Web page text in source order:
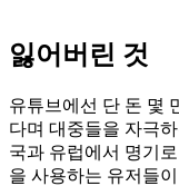
잃어버린 것
유튜브에선 단 돈 몇
다며 대중들을 자극
국과 유럽에서 명기
을 사용하는 유저들